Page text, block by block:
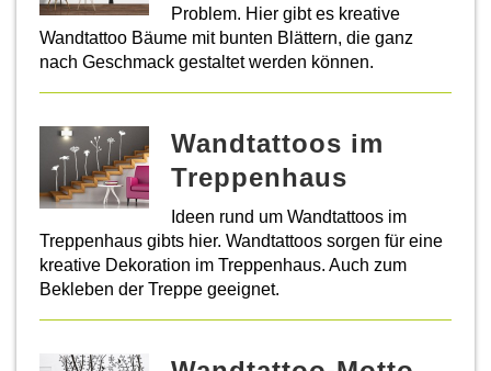
Problem. Hier gibt es kreative
Wandtattoo Bäume mit bunten Blättern, die ganz
nach Geschmack gestaltet werden können.
Wandtattoos im
Treppenhaus
Ideen rund um Wandtattoos im
Treppenhaus gibts hier. Wandtattoos sorgen für eine
kreative Dekoration im Treppenhaus. Auch zum
Bekleben der Treppe geeignet.